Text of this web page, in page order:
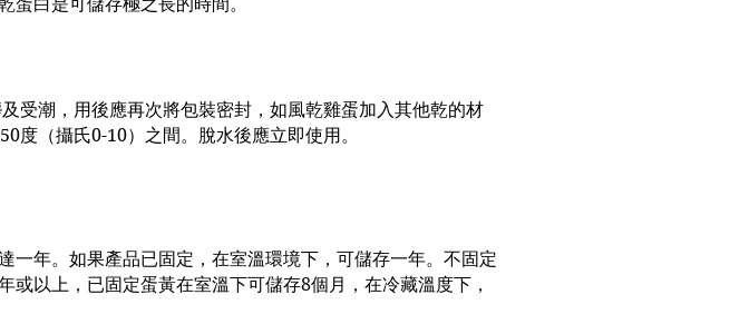
受潮，用後應再次將包裝密封，如風乾雞蛋加入其他乾的材
度（攝氏0-10）之間。脫水後應立即使用。
年。如果產品已固定，在室溫環境下，可儲存一年。不固定
以上，已固定蛋黃在室溫下可儲存8個月，在冷藏溫度下，